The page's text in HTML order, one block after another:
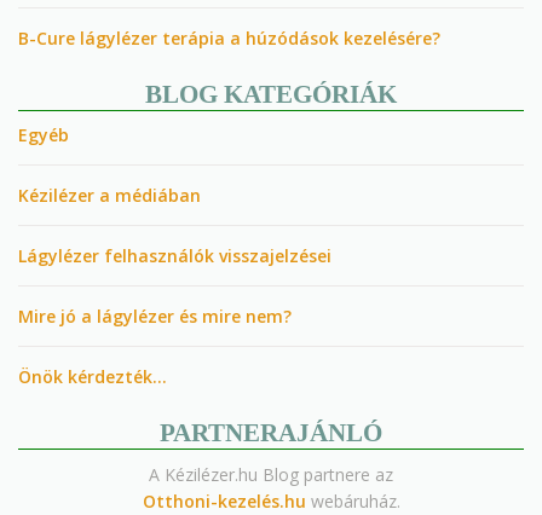
B-Cure lágylézer terápia a húzódások kezelésére?
BLOG KATEGÓRIÁK
Egyéb
Kézilézer a médiában
Lágylézer felhasználók visszajelzései
Mire jó a lágylézer és mire nem?
Önök kérdezték…
PARTNERAJÁNLÓ
A Kézilézer.hu Blog partnere az
Otthoni-kezelés.hu webáruház.